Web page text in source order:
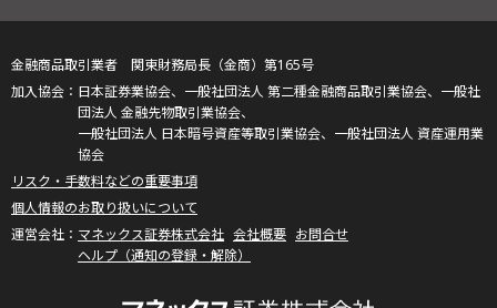
金融商品取引業者 関東財務局長（金商）第165号
日本証券業協会、一般社団法人 第二種金融商品取引業協会、一般社
団法人 金融先物取引業協会、
一般社団法人 日本暗号資産等取引業協会、一般社団法人 資産運用業
協会
リスク・手数料などの重要事項
個人情報のお取り扱いについて
マネックス証券株式会社 会社概要 お問合せ
ヘルプ（通知の登録・解除）